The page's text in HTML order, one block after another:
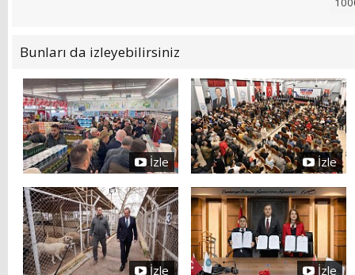
Bunları da izleyebilirsiniz
İzle İzle
İzle İzle